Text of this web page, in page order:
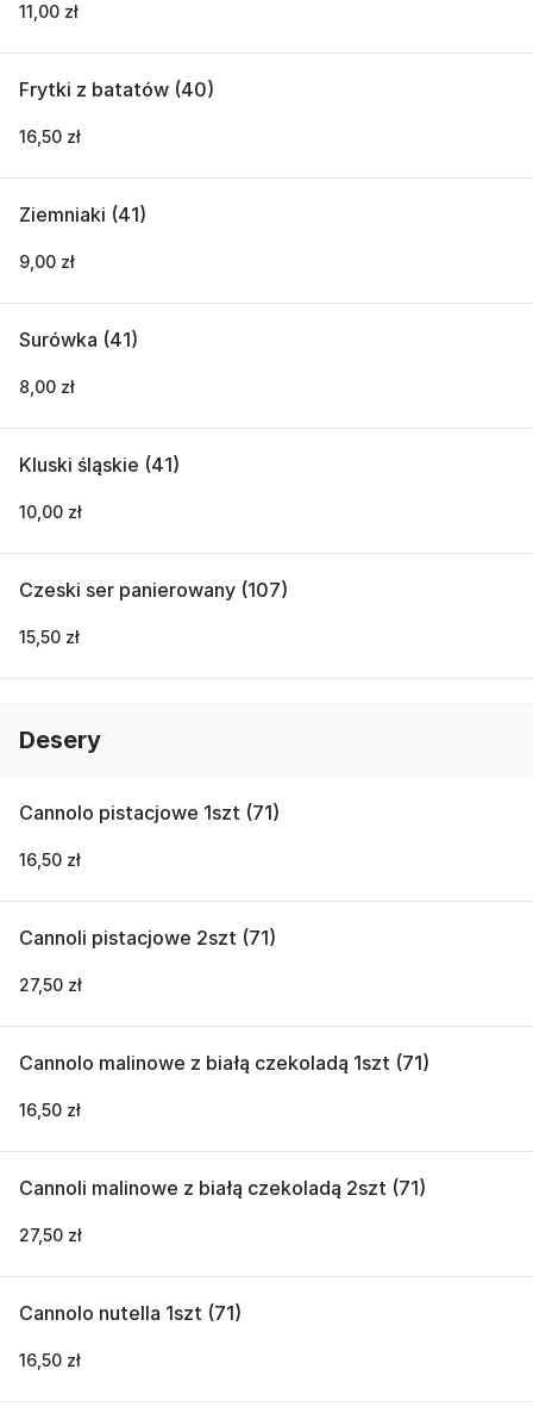
11,00 zł
Frytki z batatów (40)
16,50 zł
Ziemniaki (41)
9,00 zł
Surówka (41)
8,00 zł
Kluski śląskie (41)
10,00 zł
Czeski ser panierowany (107)
15,50 zł
Desery
Cannolo pistacjowe 1szt (71)
16,50 zł
Cannoli pistacjowe 2szt (71)
27,50 zł
Cannolo malinowe z białą czekoladą 1szt (71)
16,50 zł
Cannoli malinowe z białą czekoladą 2szt (71)
27,50 zł
Cannolo nutella 1szt (71)
16,50 zł